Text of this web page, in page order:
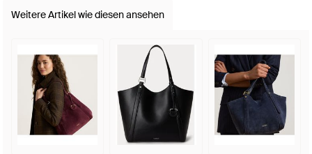
Weitere Artikel wie diesen ansehen